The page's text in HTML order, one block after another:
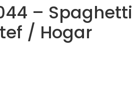
– Spaghetti
/ Hogar